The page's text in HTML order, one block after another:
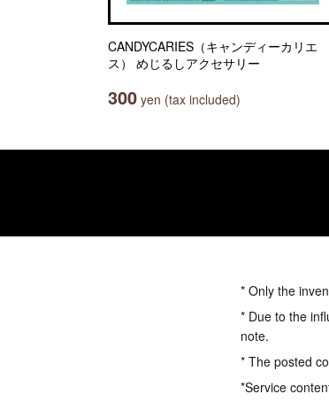
CANDYCARIES（キャンディーカリエ
ス） めじるしアクセサリー
300 yen (tax included)
* Only the
* Due to the
note.
* The posted
*Service